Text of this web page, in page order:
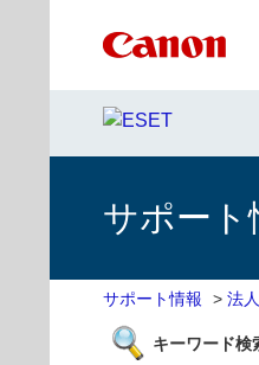
サポート
サポート情報 > 法
キーワード検